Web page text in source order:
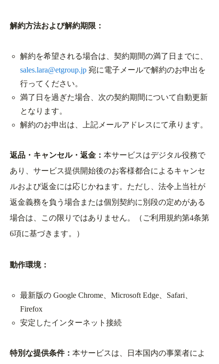
解約方法および解約期限：
解約を希望される場合は、契約期間の満了日までに、
sales.lara@etgroup.jp宛に電子メールで解約のお申出を
行ってください。
満了日を過ぎた場合、次の契約期間について自動更新
となります。
解約のお申出は、上記メールアドレスにて承ります。
返品・キャンセル・返金： 本サービスはデジタル役務で
あり、サービス提供開始後のお客様都合によるキャンセ
ルおよび返金には応じかねます。ただし、法令上当社が
返金義務を負う場合または個別契約に別段の定めがある
場合は、この限りではありません。（ご利用規約第4条第
6項に基づきます。）
動作環境：
最新版の Google Chrome、Microsoft Edge、Safari、
Firefox
安定したインターネット接続
特別な提供条件： 本サービスは、日本国内の事業者によ